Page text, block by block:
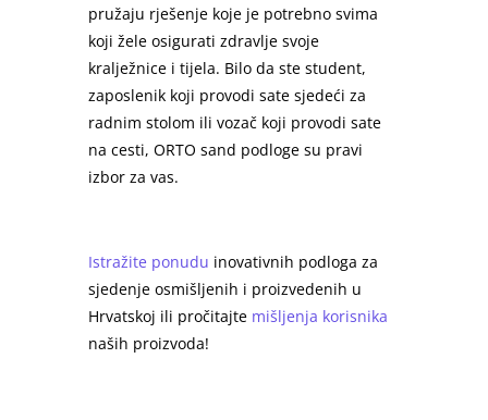
pružaju rješenje koje je potrebno svima
koji žele osigurati zdravlje svoje
kralježnice i tijela. Bilo da ste student,
zaposlenik koji provodi sate sjedeći za
radnim stolom ili vozač koji provodi sate
na cesti, ORTO sand podloge su pravi
izbor za vas.
Istražite ponudu inovativnih podloga za
sjedenje osmišljenih i proizvedenih u
Hrvatskoj ili pročitajte mišljenja korisnika
naših proizvoda!